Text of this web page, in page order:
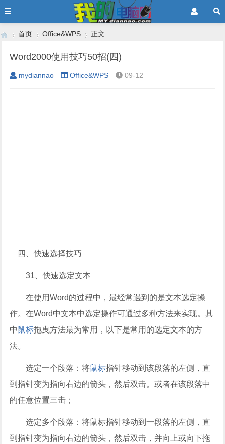
›
首页
›
Office&WPS
›
正文
Word2000使用技巧50招(四)
mydiannao Office&WPS 09-12
四、快速选择技巧
31、快速选定文本
在使用Word的过程中，最经常遇到的是文本选定操
作。在Word中文本中选定操作可通过多种方法来实现。其
中鼠标拖曳方法最为常用，以下是常用的选定文本的方
法。
选定一个段落：将鼠标指针移动到该段落的左侧，直
到指针变为指向右边的箭头，然后双击。或者在该段落中
的任意位置三击；
选定多个段落：将鼠标指针移动到一段落的左侧，直
到指针变为指向右边的箭头，然后双击，并向上或向下拖